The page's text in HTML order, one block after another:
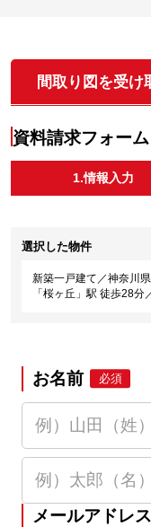
間取り図を受け
資料請求フォーム
1.情報入力
選択した物件
新築一戸建て／神奈川
「桜ヶ丘」駅 徒歩28
お名前 必須
メールアドレス